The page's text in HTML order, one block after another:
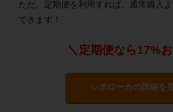
ただ、定期便を利用すれば、通常購入
できます！
＼定期便なら17%
シボローカの詳細を